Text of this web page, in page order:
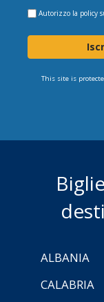
Autorizzo la policy
This site is
ALBANIA
CALABRIA